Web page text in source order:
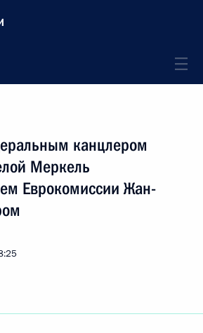
канцлером
Меркель
Еврокомиссии Жан-